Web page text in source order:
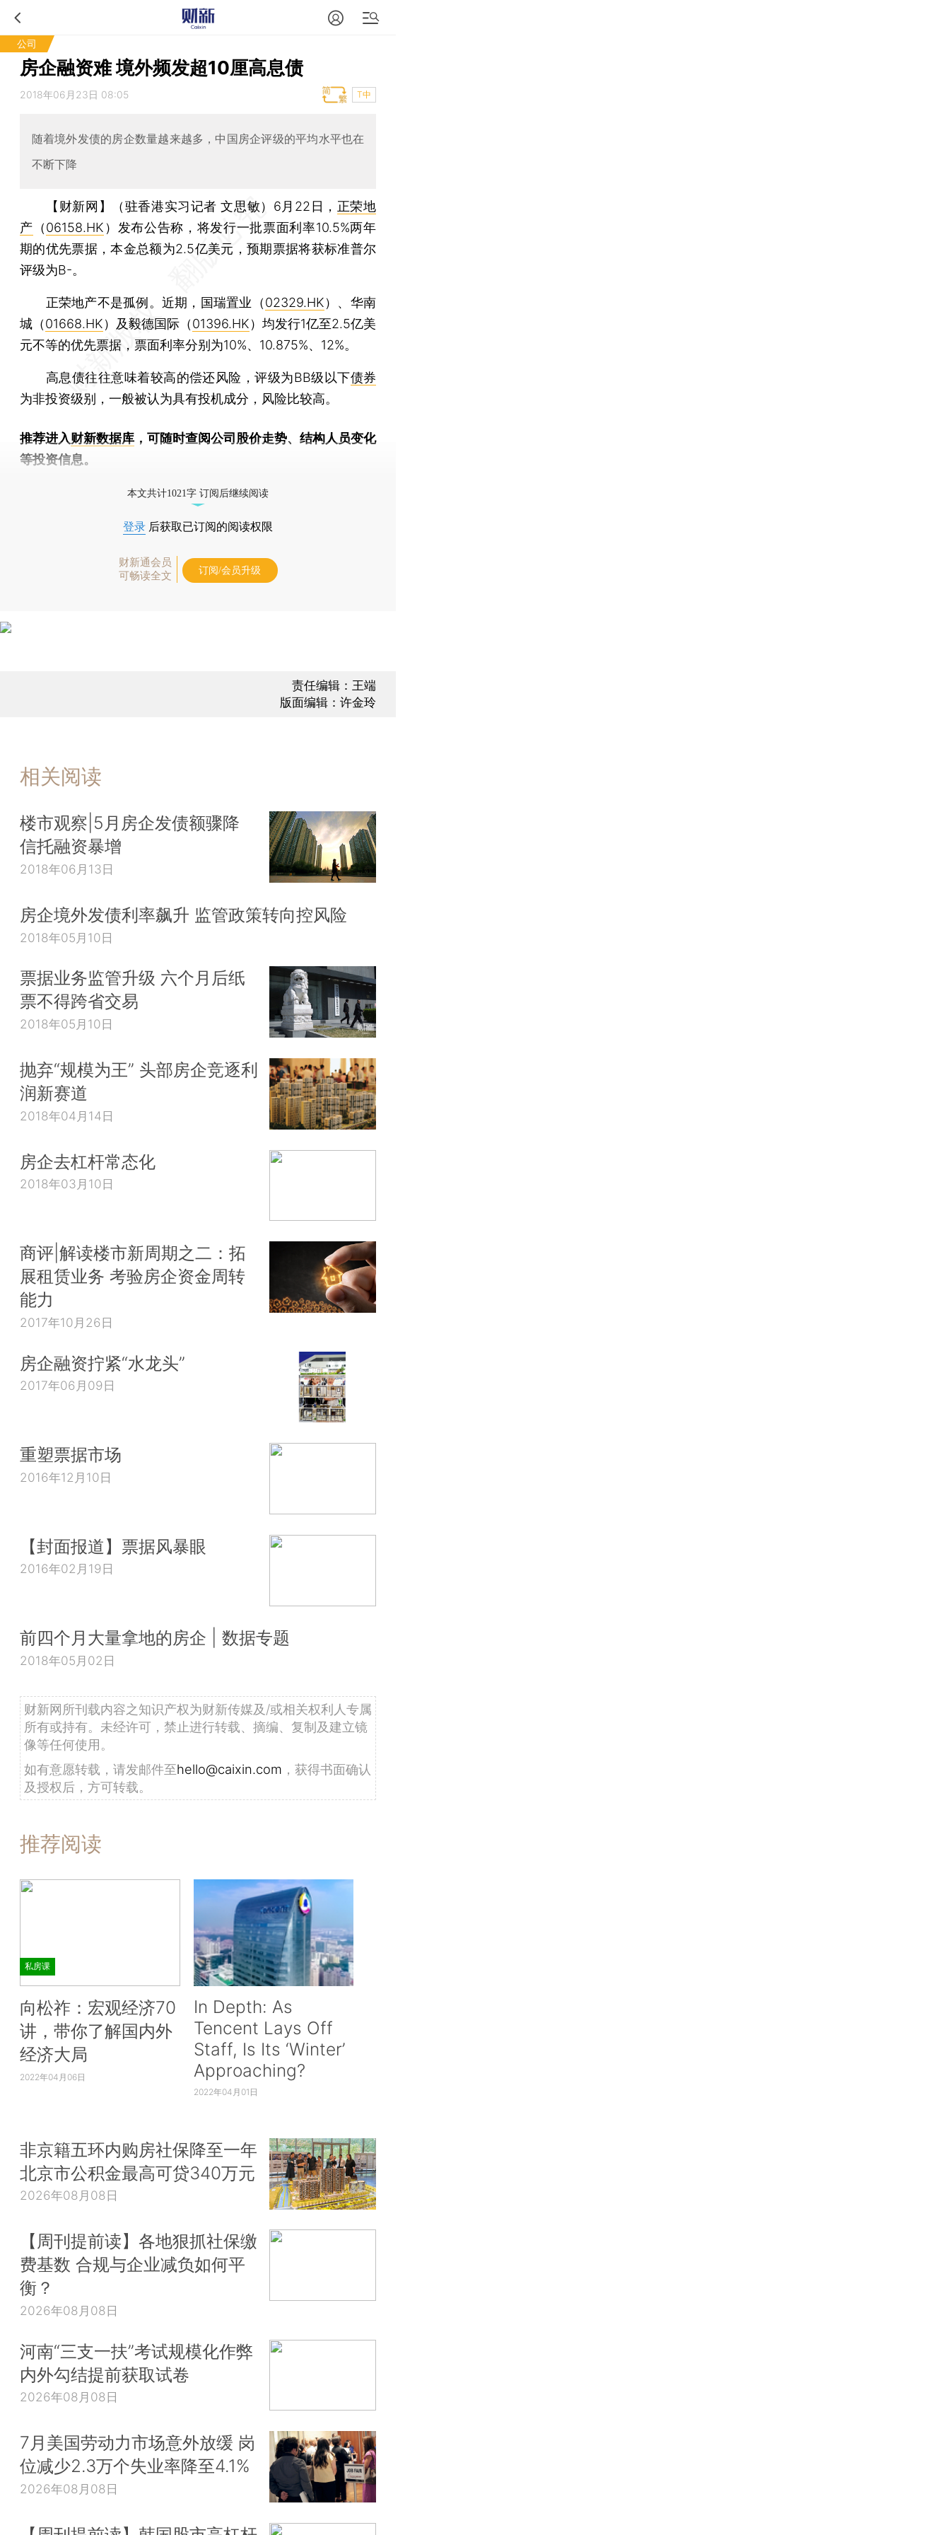
公司
房企融资难 境外频发超10厘高息债
2018年06月23日 08:05 T中
随着境外发债的房企数量越来越多，中国房企评级的平均水平也在
不断下降
【财新网】（驻香港实习记者 文思敏） 6月22日， 正荣地
产 （06158.HK ）发布公告称，将发行一批票面利率10.5%两年
期的优先票据，本金总额为2.5亿美元，预期票据将获标准普尔
评级为B-。
正荣地产不是孤例。近期，国瑞置业（02329.HK）、华南
城（01668.HK）及毅德国际（01396.HK）均发行1亿至2.5亿美
元不等的优先票据，票面利率分别为10%、10.875%、12%。
高息债往往意味着较高的偿还风险，评级为BB级以下债券
为非投资级别，一般被认为具有投机成分，风险比较高。
推荐进入财新数据库 ，可随时查阅公司股价走势、结构人员变化
等投资信息。
本文共计1021字 订阅后继续阅读
登录 后获取已订阅的阅读权限
财新通会员
可畅读全文
订阅/会员升级
责任编辑：王端
版面编辑：许金玲
相关阅读
楼市观察|5月房企发债额骤降
信托融资暴增
2018年06月13日
房企境外发债利率飙升 监管政策转向控风险
2018年05月10日
票据业务监管升级 六个月后纸
票不得跨省交易
2018年05月10日
抛弃“规模为王” 头部房企竞逐利
润新赛道
2018年04月14日
房企去杠杆常态化
2018年03月10日
商评|解读楼市新周期之二：拓
展租赁业务 考验房企资金周转
能力
2017年10月26日
房企融资拧紧“水龙头”
2017年06月09日
重塑票据市场
2016年12月10日
【封面报道】票据风暴眼
2016年02月19日
前四个月大量拿地的房企 | 数据专题
2018年05月02日
财新网所刊载内容之知识产权为财新传媒及/或相关权利人专属
所有或持有。未经许可，禁止进行转载、摘编、复制及建立镜
像等任何使用。
如有意愿转载，请发邮件至hello@caixin.com ，获得书面确认
及授权后，方可转载。
推荐阅读
私房课
向松祚：宏观经济70
讲，带你了解国内外
经济大局
2022年04月06日
In Depth: As
Tencent Lays Off
Staff, Is Its ‘Winter’
Approaching?
2022年04月01日
非京籍五环内购房社保降至一年
北京市公积金最高可贷340万元
2026年08月08日
【周刊提前读】各地狠抓社保缴
费基数 合规与企业减负如何平
衡？
2026年08月08日
河南“三支一扶”考试规模化作弊
内外勾结提前获取试卷
2026年08月08日
7月美国劳动力市场意外放缓 岗
位减少2.3万个失业率降至4.1%
2026年08月08日